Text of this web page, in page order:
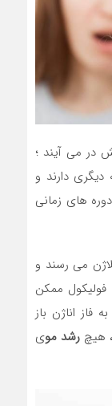
در می آیند ؛
دارند و
های زمانی
می رسند و
فولیکول ممکن
اناژن باز
هیچ رشد موی